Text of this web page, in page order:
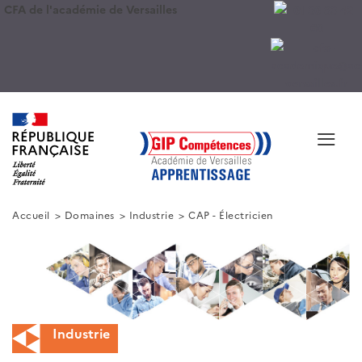
CFA de l'académie de Versailles
≡
Accueil Domaines Industrie CAP - Électricien
Industrie